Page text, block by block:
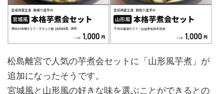
松島離宮で人気の芋煮会セットに「山形風芋煮」が
追加になったそうです。
宮城風と山形風の好きな味を選ぶことができるとの